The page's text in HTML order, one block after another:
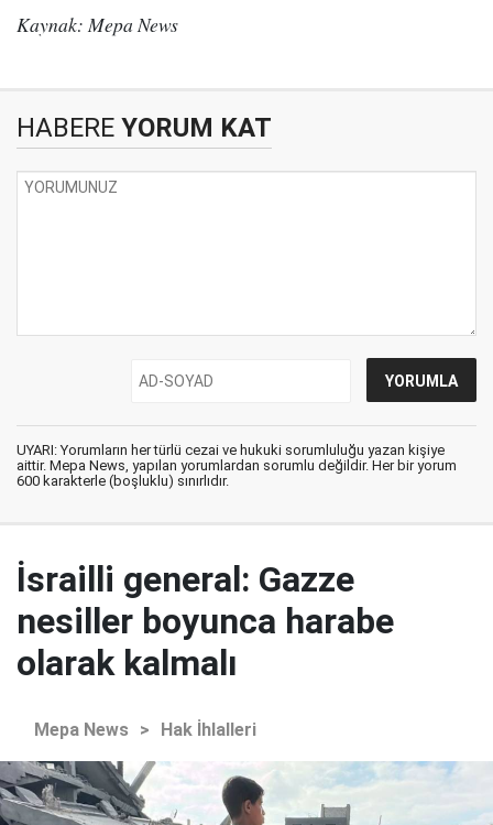
Kaynak: Mepa News
HABERE YORUM KAT
UYARI: Yorumların her türlü cezai ve hukuki sorumluluğu yazan kişiye
aittir. Mepa News, yapılan yorumlardan sorumlu değildir. Her bir yorum
600 karakterle (boşluklu) sınırlıdır.
İsrailli general: Gazze
nesiller boyunca harabe
olarak kalmalı
Mepa News > Hak İhlalleri